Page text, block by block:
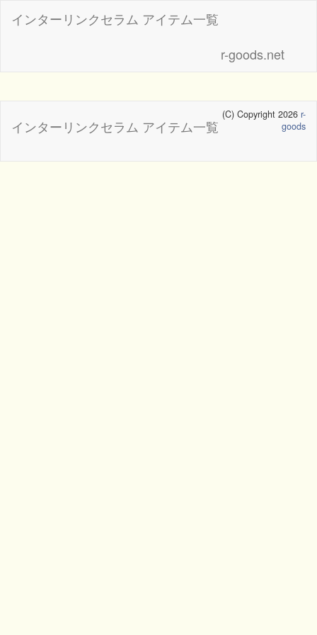
インターリンクセラム アイテム一覧
r-goods.net
インターリンクセラム アイテム一覧
(C) Copyright 2026 r-
goods